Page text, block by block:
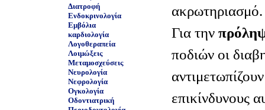
Διατροφή
Ενδοκρινολογία
Εμβόλια
καρδιολογία
Λογοθεραπεία
Λοιμώξεις
Μεταμοσχεύσεις
Νευρολογία
Νεφρολογία
Ογκολογία
Οδοντιατρική
ακρωτηριασμό.
Για την
ποδιών οι
επικίνδυνους